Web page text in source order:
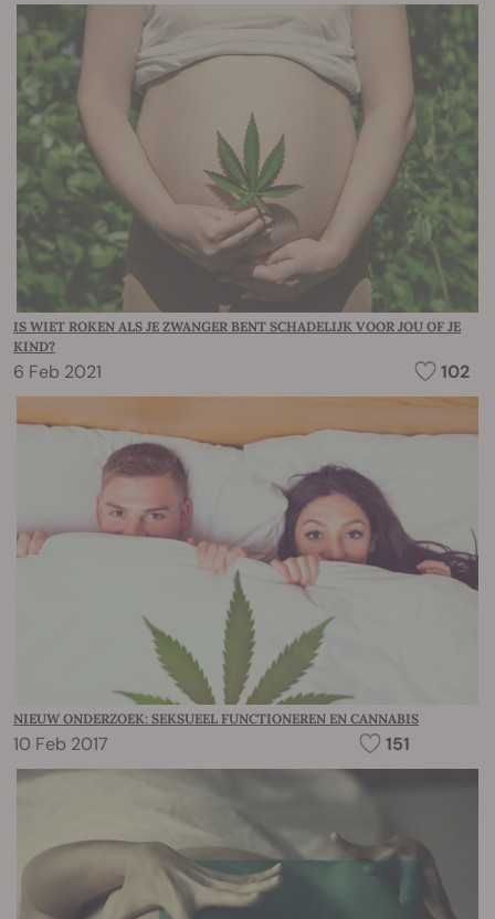
IS WIET ROKEN ALS JE ZWANGER BENT SCHADELIJK VOOR JOU OF JE
KIND?
6 Feb 2021 102
NIEUW ONDERZOEK: SEKSUEEL FUNCTIONEREN EN CANNABIS
10 Feb 2017 151